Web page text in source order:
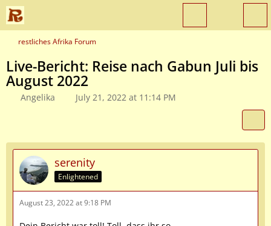
restliches Afrika Forum
Live-Bericht: Reise nach Gabun Juli bis
August 2022
Angelika July 21, 2022 at 11:14 PM
serenity
Enlightened
August 23, 2022 at 9:18 PM